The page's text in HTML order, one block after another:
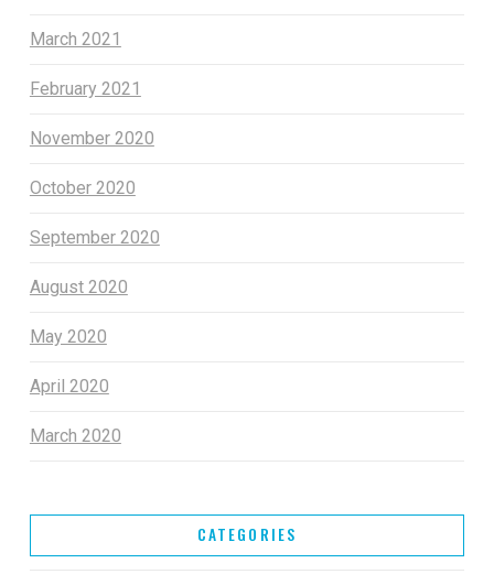
March 2021
February 2021
November 2020
October 2020
September 2020
August 2020
May 2020
April 2020
March 2020
CATEGORIES